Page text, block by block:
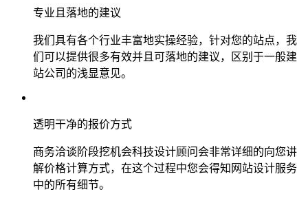
专业且落地的建议
我们具有各个行业丰富地实操经验，针对您的站点，我
们可以提供很多有效并且可落地的建议，区别于一般建
站公司的浅显意见。
透明干净的报价方式
商务洽谈阶段挖机会科技设计顾问会非常详细的向您讲
解价格计算方式，在这个过程中您会得知网站设计服务
中的所有细节。